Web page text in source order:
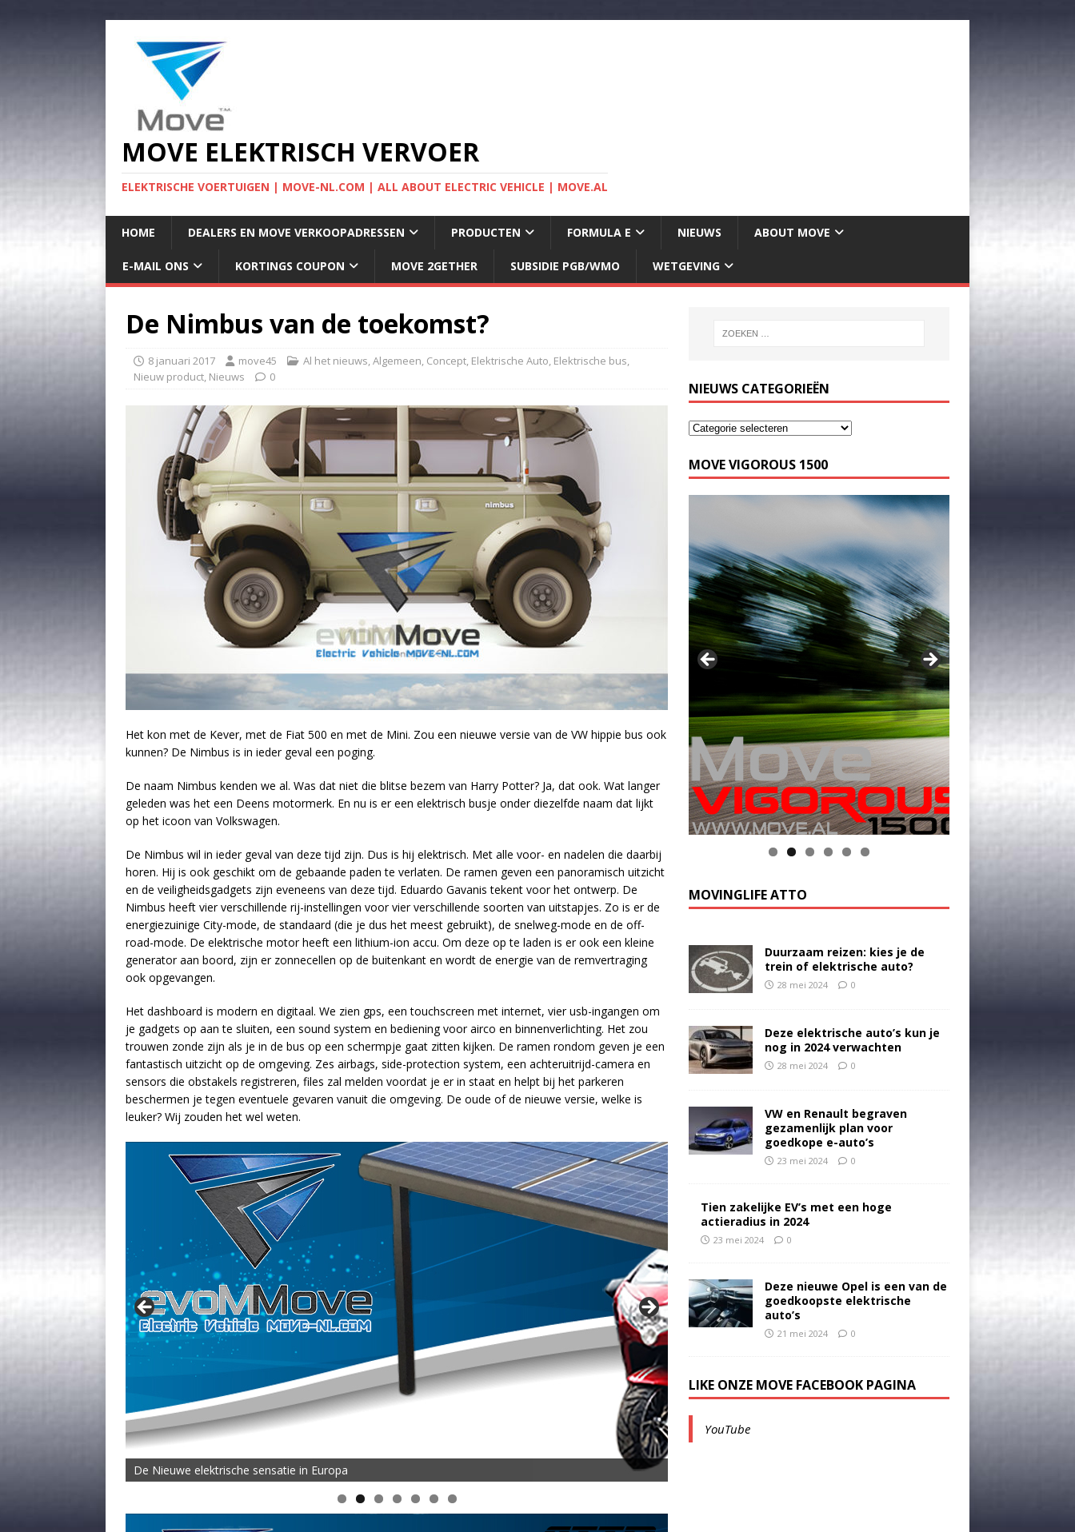
MOVE ELEKTRISCH VERVOER
ELEKTRISCHE VOERTUIGEN | MOVE-NL.COM | ALL ABOUT ELECTRIC VEHICLE | MOVE.AL
HOME DEALERS EN MOVE VERKOOPADRESSEN PRODUCTEN FORMULA E NIEUWS ABOUT MOVE
E-MAIL ONS KORTINGS COUPON MOVE 2GETHER SUBSIDIE PGB/WMO WETGEVING
De Nimbus van de toekomst?
8 januari 2017 move45 Al het nieuws,Algemeen, Concept, Elektrische Auto, Elektrische bus,
Nieuw product, Nieuws 0
Het kon met de Kever, met de Fiat 500 en met de Mini. Zou een nieuwe versie van de VW hippie bus ook
kunnen? De Nimbus is in ieder geval een poging.
De naam Nimbus kenden we al. Was dat niet die blitse bezem van Harry Potter? Ja, dat ook. Wat langer
geleden was het een Deens motormerk. En nu is er een elektrisch busje onder diezelfde naam dat lijkt
op het icoon van Volkswagen.
De Nimbus wil in ieder geval van deze tijd zijn. Dus is hij elektrisch. Met alle voor- en nadelen die daarbij
horen. Hij is ook geschikt om de gebaande paden te verlaten. De ramen geven een panoramisch uitzicht
en de veiligheidsgadgets zijn eveneens van deze tijd. Eduardo Gavanis tekent voor het ontwerp. De
Nimbus heeft vier verschillende rij-instellingen voor vier verschillende soorten van uitstapjes. Zo is er de
energiezuinige City-mode, de standaard (die je dus het meest gebruikt), de snelweg-mode en de off-
road-mode. De elektrische motor heeft een lithium-ion accu. Om deze op te laden is er ook een kleine
generator aan boord, zijn er zonnecellen op de buitenkant en wordt de energie van de remvertraging
ook opgevangen.
Het dashboard is modern en digitaal. We zien gps, een touchscreen met internet, vier usb-ingangen om
je gadgets op aan te sluiten, een sound system en bediening voor airco en binnenverlichting. Het zou
trouwen zonde zijn als je in de bus op een schermpje gaat zitten kijken. De ramen rondom geven je een
fantastisch uitzicht op de omgeving. Zes airbags, side-protection system, een achteruitrijd-camera en
sensors die obstakels registreren, files zal melden voordat je er in staat en helpt bij het parkeren
beschermen je tegen eventuele gevaren vanuit die omgeving. De oude of de nieuwe versie, welke is
leuker? Wij zouden het wel weten.
De Nieuwe elektrische sensatie in Europa
NIEUWS CATEGORIEËN
MOVE VIGOROUS 1500
MOVINGLIFE ATTO
Duurzaam reizen: kies je de
trein of elektrische auto?
28 mei 2024 0
Deze elektrische auto’s kun je
nog in 2024 verwachten
28 mei 2024 0
VW en Renault begraven
gezamenlijk plan voor
goedkope e-auto’s
23 mei 2024 0
Tien zakelijke EV’s met een hoge
actieradius in 2024
23 mei 2024 0
Deze nieuwe Opel is een van de
goedkoopste elektrische
auto’s
21 mei 2024 0
LIKE ONZE MOVE FACEBOOK PAGINA
YouTube